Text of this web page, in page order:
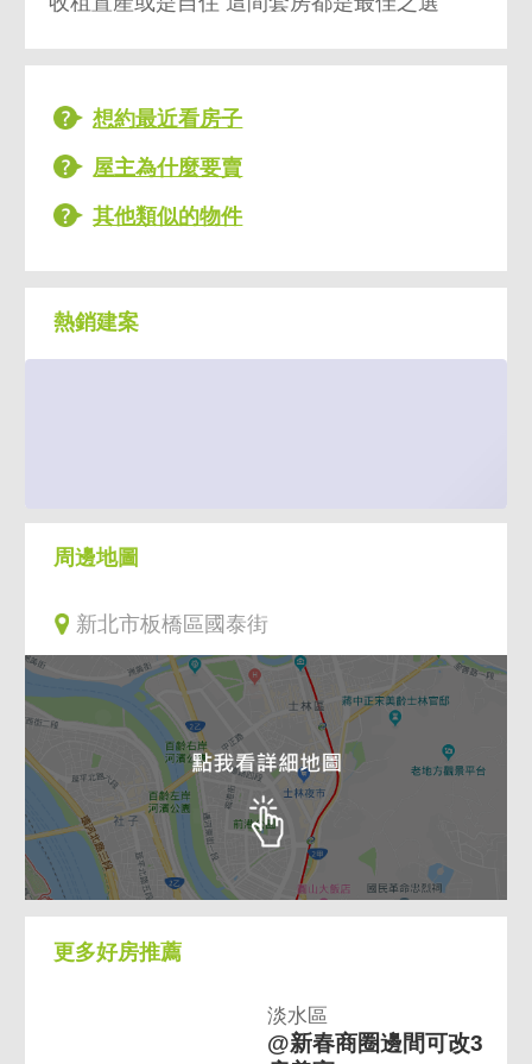
想約最近看房子
屋主為什麼要賣
其他類似的物件
熱銷建案
周邊地圖
新北市板橋區國泰街
更多好房推薦
淡水區
@新春商圈邊間可改3